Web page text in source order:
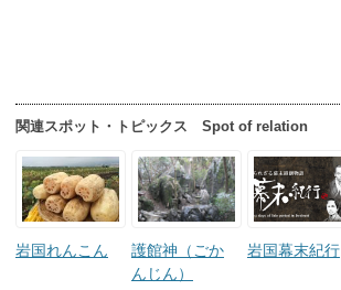
関連スポット・トピックス Spot of relation
岩国れんこん
護館神（ごか
んじん）
岩国幕末紀行